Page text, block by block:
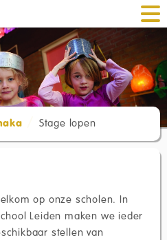
Stage lopen
op onze scholen. In
Leiden maken we ieder
stellen van